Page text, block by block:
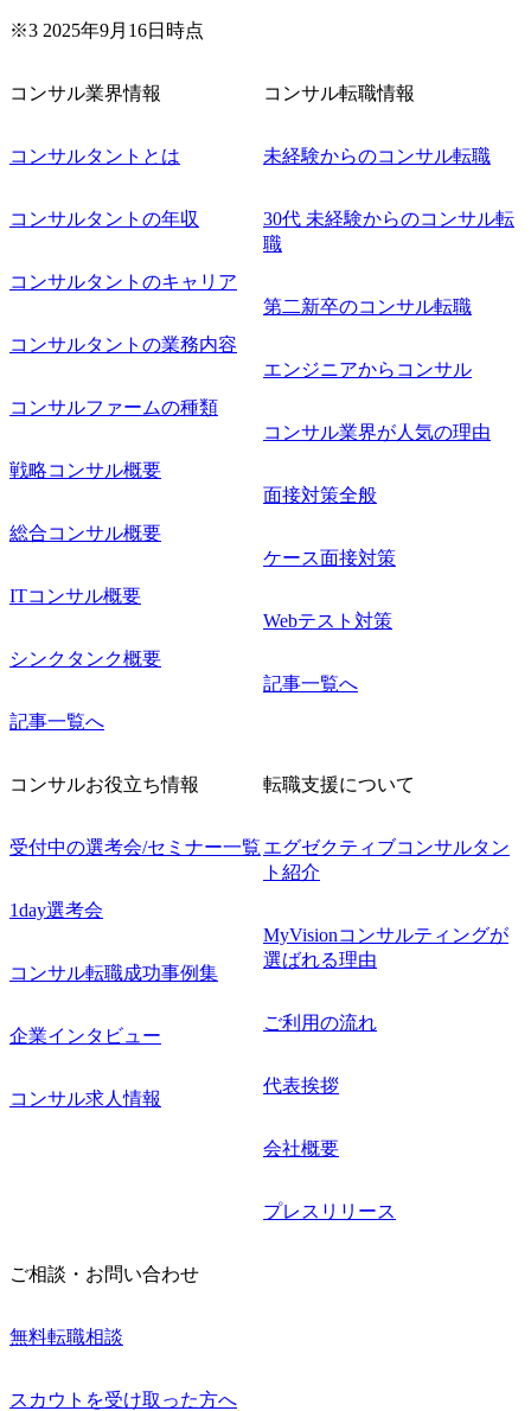
企画 ・Disruptive Technologyを活用した新規事業の立案/推
上げていきたい ・サービスやソリューションに捉われず、
でのプロジェクトに参画し、自身のスキルアップを図りた
規事業開発にも興味があり、ゆくゆくはチャレンジしてみ
※3 2025年9月16日時点
コンサル業界情報
コンサルタントとは
コンサルタントの年収
コンサルタントのキャリア
コンサルタントの業務内容
コンサルファームの種類
戦略コンサル概要
総合コンサル概要
ITコンサル概要
シンクタンク概要
記事一覧へ
コンサル転職情報
未経験からのコンサル転職
30代 未経験からのコンサル転
職
第二新卒のコンサル転職
エンジニアからコンサル
コンサル業界が人気の理由
面接対策全般
ケース面接対策
Webテスト対策
記事一覧へ
コンサルお役立ち情報
受付中の選考会/セミナー一覧
1day選考会
コンサル転職成功事例集
企業インタビュー
コンサル求人情報
転職支援について
エグゼクティブコンサルタン
ト紹介
MyVisionコンサルティングが
選ばれる理由
ご利用の流れ
代表挨拶
会社概要
プレスリリース
ご相談・お問い合わせ
無料転職相談
スカウトを受け取った方へ